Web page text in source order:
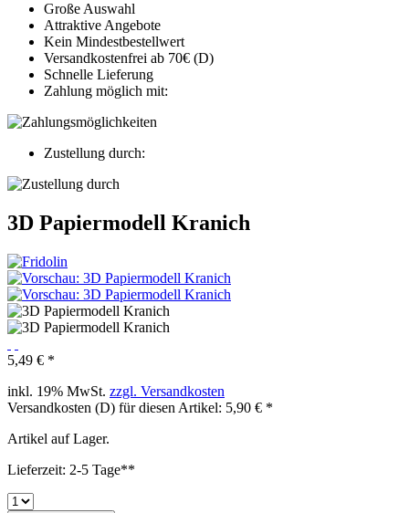
Große Auswahl
Attraktive Angebote
Kein Mindestbestellwert
Versandkostenfrei ab 70€ (D)
Schnelle Lieferung
Zahlung möglich mit:
Zustellung durch:
3D Papiermodell Kranich
5,49 € *
inkl. 19% MwSt. zzgl. Versandkosten
Versandkosten (D) für diesen Artikel: 5,90 € *
Artikel auf Lager.
Lieferzeit: 2-5 Tage**